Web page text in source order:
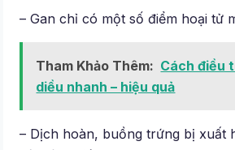
– Gan chỉ có một số điểm hoại tử
Tham Khảo Thêm: Cách điều
diều nhanh – hiệu quả
– Dịch hoàn, buồng trứng bị xuất